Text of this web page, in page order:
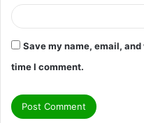
Save my name, email,
time I comment.